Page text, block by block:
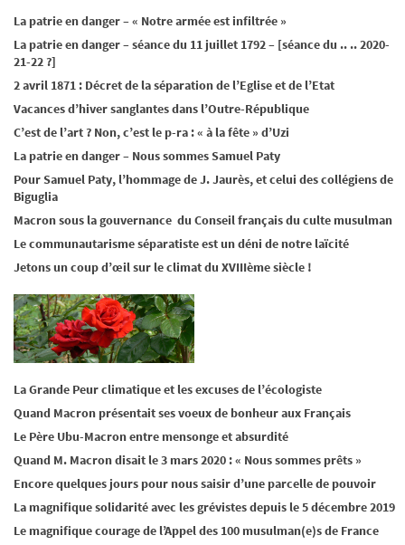
La patrie en danger – « Notre armée est infiltrée »
La patrie en danger – séance du 11 juillet 1792 – [séance du .. .. 2020-
21-22 ?]
2 avril 1871 : Décret de la séparation de l’Eglise et de l’Etat
Vacances d’hiver sanglantes dans l’Outre-République
C’est de l’art ? Non, c’est le p-ra : « à la fête » d’Uzi
La patrie en danger – Nous sommes Samuel Paty
Pour Samuel Paty, l’hommage de J. Jaurès, et celui des collégiens de
Biguglia
Macron sous la gouvernance du Conseil français du culte musulman
Le communautarisme séparatiste est un déni de notre laïcité
Jetons un coup d’œil sur le climat du XVIIIème siècle !
La Grande Peur climatique et les excuses de l’écologiste
Quand Macron présentait ses voeux de bonheur aux Français
Le Père Ubu-Macron entre mensonge et absurdité
Quand M. Macron disait le 3 mars 2020 : « Nous sommes prêts »
Encore quelques jours pour nous saisir d’une parcelle de pouvoir
La magnifique solidarité avec les grévistes depuis le 5 décembre 2019
Le magnifique courage de l’Appel des 100 musulman(e)s de France